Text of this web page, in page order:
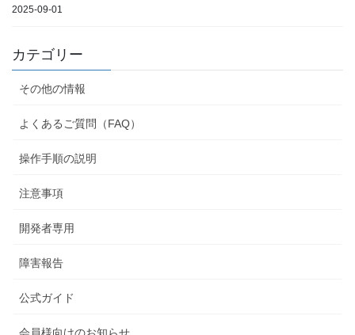
2025-09-01
カテゴリー
その他の情報
よくあるご質問（FAQ）
操作手順の説明
注意事項
開発者専用
障害報告
公式ガイド